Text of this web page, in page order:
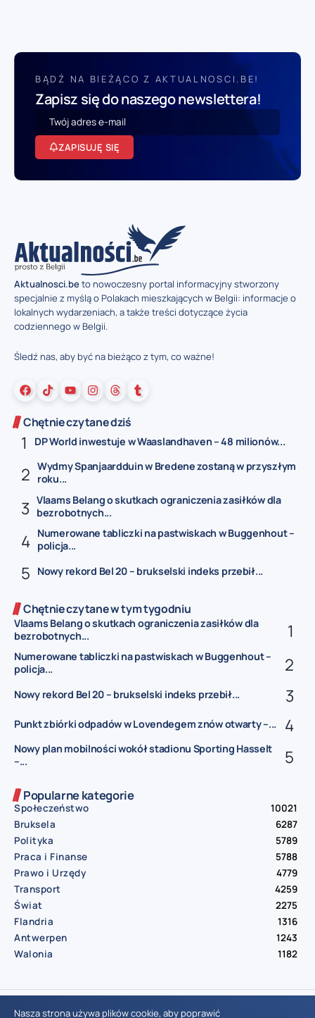
BĄDŹ NA BIEŻĄCO Z AKTUALNOSCI.BE!
Zapisz się do naszego newslettera!
ZAPISUJĘ SIĘ
Aktualnosci.beto nowoczesny portal informacyjny stworzony
specjalnie z myślą o Polakach mieszkających w Belgii: informacje o
lokalnych wydarzeniach, a także treści dotyczące życia
codziennego w Belgii.
Śledź nas, aby być na bieżąco z tym, co ważne!
Chętnie czytane dziś
DP World inwestuje w Waaslandhaven – 48 milionów...
Wydmy Spanjaardduin w Bredene zostaną w przyszłym
roku...
Vlaams Belang o skutkach ograniczenia zasiłków dla
bezrobotnych...
Numerowane tabliczki na pastwiskach w Buggenhout –
policja...
Nowy rekord Bel 20 – brukselski indeks przebił...
Chętnie czytane w tym tygodniu
Vlaams Belang o skutkach ograniczenia zasiłków dla
bezrobotnych...
Numerowane tabliczki na pastwiskach w Buggenhout –
policja...
Nowy rekord Bel 20 – brukselski indeks przebił...
Punkt zbiórki odpadów w Lovendegem znów otwarty –...
Nowy plan mobilności wokół stadionu Sporting Hasselt
–...
Popularne kategorie
Społeczeństwo
10021
Bruksela
6287
Polityka
5789
Praca i Finanse
5788
Prawo i Urzędy
4779
Transport
4259
Świat
2275
Flandria
1316
Antwerpen
1243
Walonia
1182
© Aktualnosci.be – All Right Reserved 2016-2026
Nasza strona używa plików cookie, aby poprawić